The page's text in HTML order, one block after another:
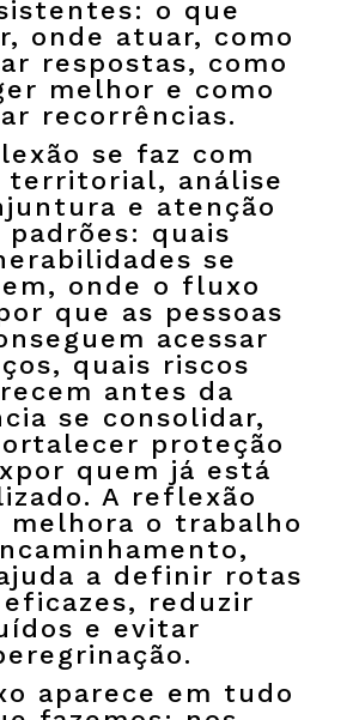
o que
onde atuar, como
respostas, como
melhor e como
recorrências.
se faz com
territorial, análise
e atenção
padrões: quais
se
onde o fluxo
que as pessoas
acessar
quais riscos
antes da
se consolidar,
proteção
quem já está
A reflexão
melhora o trabalho
a definir rotas
eficazes, reduzir
e evitar
aparece em tudo